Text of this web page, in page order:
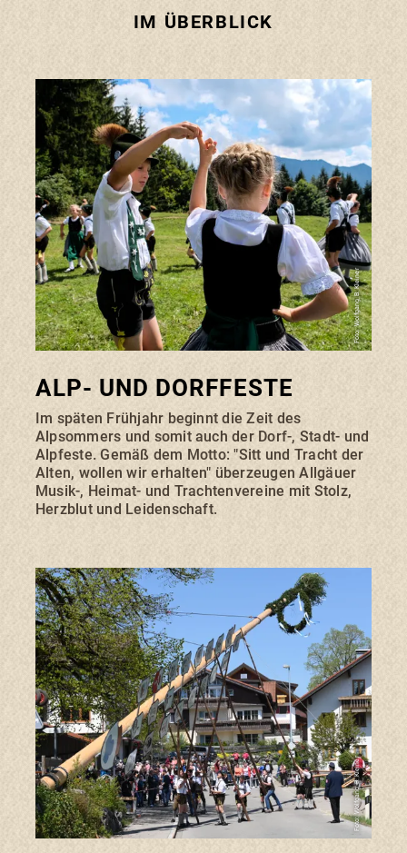
IM ÜBERBLICK
Foto: Wolfgang B. Kleiner
ALP- UND DORFFESTE
Im späten Frühjahr beginnt die Zeit des
Alpsommers und somit auch der Dorf-, Stadt- und
Alpfeste. Gemäß dem Motto: "Sitt und Tracht der
Alten, wollen wir erhalten" überzeugen Allgäuer
Musik-, Heimat- und Trachtenvereine mit Stolz,
Herzblut und Leidenschaft.
Foto: Wolfgang B. Kleiner